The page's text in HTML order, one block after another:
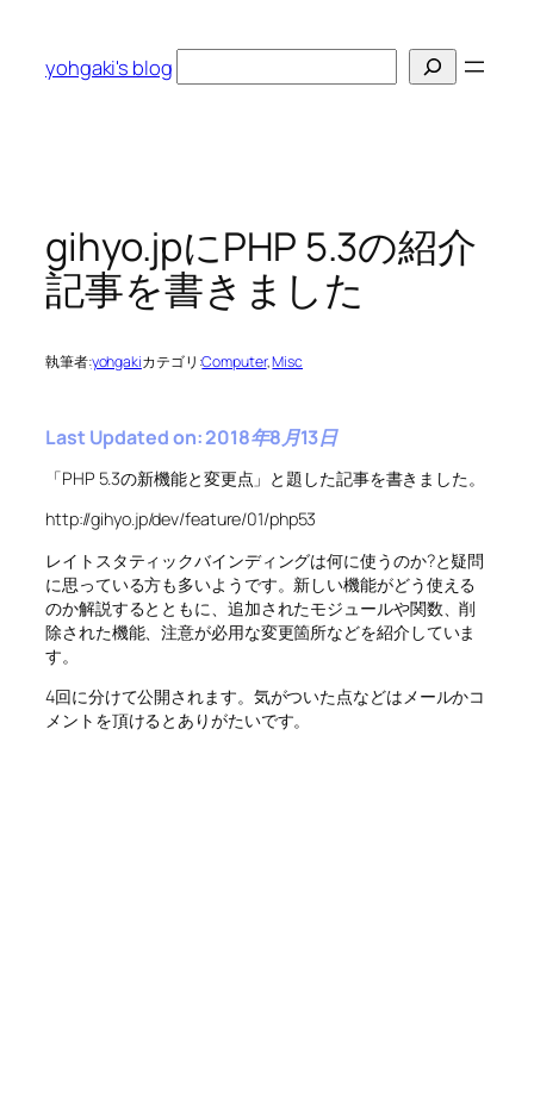
yohgaki's blog
索
gihyo.jpにPHP 5.3の紹介
記事を書きました
執筆者:yohgakiカテゴリ:Computer, Misc
Last Updated on: 2018年8月13日
「PHP 5.3の新機能と変更点」と題した記事を書きました。
http://gihyo.jp/dev/feature/01/php53
レイトスタティックバインディングは何に使うのか?と疑問
に思っている方も多いようです。新しい機能がどう使える
のか解説するとともに、追加されたモジュールや関数、削
除された機能、注意が必用な変更箇所などを紹介していま
す。
4回に分けて公開されます。気がついた点などはメールかコ
メントを頂けるとありがたいです。